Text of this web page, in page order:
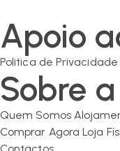
Apoio
Politica de Privacidade
Sobre
Quem Somos
Comprar Agora Loja